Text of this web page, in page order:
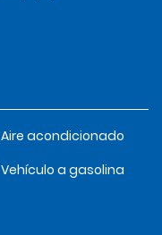
Aire acondicionado
Vehículo a gasolina